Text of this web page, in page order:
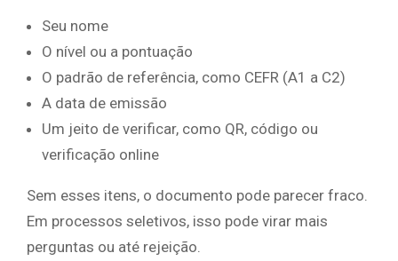
Seu nome
O nível ou a pontuação
O padrão de referência, como CEFR (A1 a C2)
A data de emissão
Um jeito de verificar, como QR, código ou
verificação online
Sem esses itens, o documento pode parecer fraco.
Em processos seletivos, isso pode virar mais
perguntas ou até rejeição.